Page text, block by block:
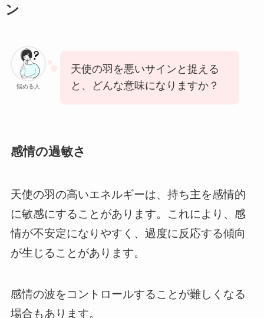
ン
悩める人
天使の羽を悪いサインと捉える
と、どんな意味になりますか？
感情の過敏さ
天使の羽の高いエネルギーは、持ち主を感情的
に敏感にすることがあります。これにより、感
情が不安定になりやすく、過度に反応する傾向
が生じることがあります。
感情の波をコントロールすることが難しくなる
場合もあります。